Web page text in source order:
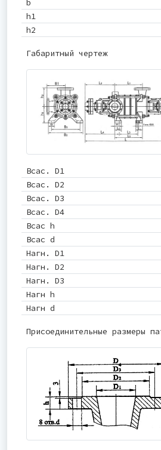
b
h1
h2
Габаритный чертеж
Всас. D1
Всас. D2
Всас. D3
Всас. D4
Всас h
Всас d
Нагн. D1
Нагн. D2
Нагн. D3
Нагн h
Нагн d
Присоединительные размеры